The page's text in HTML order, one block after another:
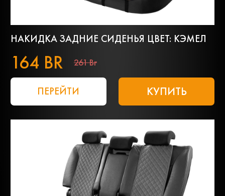
НАКИДКА ЗАДНИЕ СИДЕНЬЯ ЦВЕТ: КЭМЕЛ
164 BR 261 Br
ПЕРЕЙТИ КУПИТЬ